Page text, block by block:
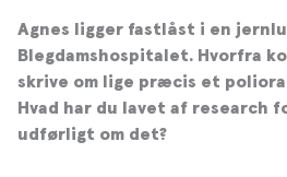
Agnes ligger fastlåst i en
Blegdamshospitalet. Hvorfra
skrive om lige præcis et
Hvad har du lavet af research
udførligt om det?